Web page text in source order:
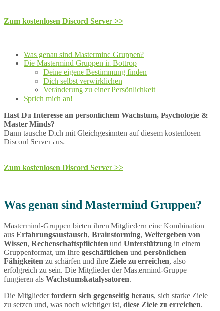
Zum kostenlosen Discord Server >>
Was genau sind Mastermind Gruppen?
Die Mastermind Gruppen in Bottrop
Deine eigene Bestimmung finden
Dich selbst verwirklichen
Veränderung zu einer Persönlichkeit
Sprich mich an!
Hast Du Interesse an persönlichem Wachstum, Psychologie &
Master Minds?
Dann tausche Dich mit Gleichgesinnten auf diesem kostenlosen
Discord Server aus:
Zum kostenlosen Discord Server >>
Was genau sind Mastermind Gruppen?
Mastermind-Gruppen bieten ihren Mitgliedern eine Kombination
aus Erfahrungsaustausch, Brainstorming, Weitergeben von
Wissen, Rechenschaftspflichten und Unterstützung in einem
Gruppenformat, um Ihre geschäftlichen und persönlichen
Fähigkeiten zu schärfen und ihre Ziele zu erreichen, also
erfolgreich zu sein. Die Mitglieder der Mastermind-Gruppe
fungieren als Wachstumskatalysatoren.
Die Mitgliederfordern sich gegenseitig heraus, sich starke Ziele
zu setzen und, was noch wichtiger ist, diese Ziele zu erreichen.